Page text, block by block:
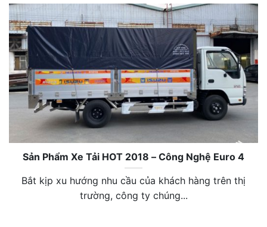
Sản Phẩm Xe Tải HOT 2018 – Công Nghệ Euro 4
Bắt kịp xu hướng nhu cầu của khách hàng trên thị
trường, công ty chúng...